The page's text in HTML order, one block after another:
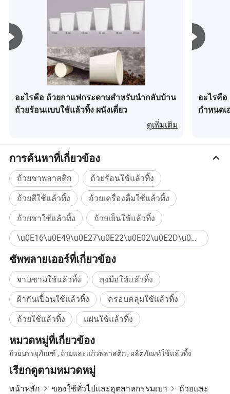
ลักษณะของผลิตภัณฑ์
ลักษณะภายนอกของโรงแรมมีความสวยงามและบรรยากาศ
พร้อมด้วยลักษณะของ กระจกที่ใส
ทำความสะอาดและเปิดใสของหวานเพื่อให้ คุณมองเห็นได้
ทันที
การใช้งานที่หลากหลาย
รูปร่างเล็กๆทำ ให้ใช้ได้อย่างดีเหมาะสำหรับการทำเยลลี่
พุดดิ้ง
มูสและของหวานอื่นๆและยังสามารถใช้ชิมใน
ซุปเปอร์มาร์เก็ตและเครื่องดื่มในบ้านได้ด้วย
หากคุณกำลังมองหาทางเลือกที่ดีกว่าสำหรับการบรรจุภัณฑ์
อาหารที่เป็นมิตรต่อสิ่งแวดล้อมและต้องการสร้างความล้ำ
หน้าให้กับอุตสาหกรรมบริการอาหารที่พัฒนาอย่างรวดเร็วทีม
Topi จะพร้อมสำหรับการเป็นพันธมิตรทางธุรกิจระหว่างคุณ
กับเราในเชิงกลยุทธ์
ในปี 2003 นาย Hwa ผู้ก่อตั้งบริษัท Wuxi Topteam Co., Ltd.
ใน Beita Small Business Park
ในปี 2005 เราได้เปลี่ยนสาขาของ Zhongshan Road เป็น
ในปี 2016 เราลงทุนในโรงงานผลิตภาชนะสำหรับโต๊ะที่ใช้
อ้อยของเซสเซอ
ในปี 2017 เราลงทุนในโรงงานผลิตแป้งข้าวโพด
ในปี 2018 เราได้ย้ายไปยังอาคารสำนักงานใหม่
อะไรคือ ถ้วยกาแฟกระดาษสำหรับนำกลับบ้าน
ถ้วยร้อนแบบใช้แล้วทิ้ง ผนังเดี่ยว
ดูเพิ่มเติม
อะไรคือ
กำหนดเ
การค้นหาที่เกี่ยวข้อง
ถ้วยชาพลาสติก
ถ้วยร้อนใช้แล้วทิ้ง
ถ้วยสีใช้แล้วทิ้ง
ถ้วยเครื่องดื่มใช้แล้วทิ้ง
ถ้วยชาใช้แล้วทิ้ง
ถ้วยเย็นใช้แล้วทิ้ง
\u0E16\u0E49\u0E27\u0E22\u0E02\u0E2D\u0E07\u0E2B\u0E27\u0E32\u0E19\u0E41\u0E1A\u0E1A\u0E43\u0E0A\u0E49\u0E41\u0E25\u0E49\u0E27\u0E17\u0E34\u0E49\u0E07 ซื้อจำนวนมาก
ซัพพลายเออร์ที่เกี่ยวข้อง
จานชามใช้แล้วทิ้ง
ถุงมือใช้แล้วทิ้ง
ผ้ากันเปื้อนใช้แล้วทิ้ง
ครอบคลุมใช้แล้วทิ้ง
ถ้วยใช้แล้วทิ้ง
แผ่นใช้แล้วทิ้ง
หมวดหมู่ที่เกี่ยวข้อง
ถ้วยบรรจุภัณฑ์ , ถ้วยและแก้วพลาสติก, ผลิตภัณฑ์ใช้แล้วทิ้ง
เรียกดูตามหมวดหมู่
หน้าหลัก ของใช้ทั่วไปและอุตสาหกรรมเบา ถ้วยและ